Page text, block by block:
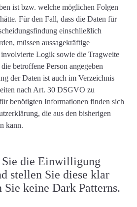
ist bzw. welche möglichen Folgen
Für den Fall, dass die Daten für
einschließlich
müssen aussagekräftige
Logik sowie die Tragweite
betroffene Person angegeben
der Daten ist auch im Verzeichnis
nach Art. 30 DSGVO zu
benötigten Informationen finden sich
die aus den bisherigen
kann.
die Einwilligung
stellen Sie diese klar
Sie keine Dark Patterns.